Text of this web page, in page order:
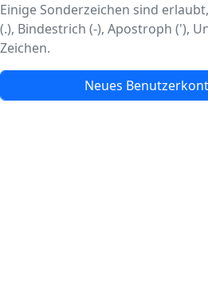
Einige Sonderzeichen sind
(.), Bindestrich (-), Apostroph ('),
Zeichen.